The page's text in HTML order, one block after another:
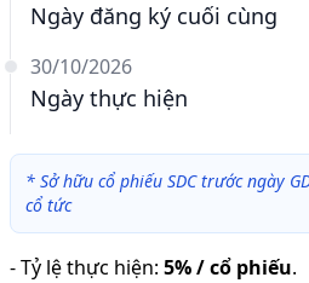
Ngày đăng ký cuối cùng
30/10/2026
Ngày thực hiện
* Sở hữu cổ phiếu SDC trước ngày
cổ tức
-Tỷ lệ thực hiện: 5% / cổ phiếu.